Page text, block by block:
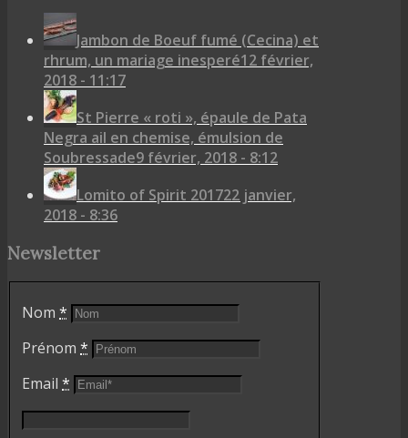
Jambon de Boeuf fumé (Cecina) et
rhrum, un mariage inesperé12 février,
2018 - 11:17
St Pierre « roti », épaule de Pata
Negra ail en chemise, émulsion de
Soubressade9 février, 2018 - 8:12
Lomito of Spirit 201722 janvier,
2018 - 8:36
Newsletter
Nom *
Prénom *
Email *